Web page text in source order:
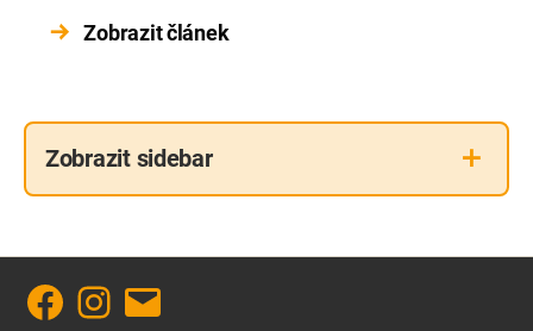
Zobrazit článek
Zobrazit sidebar
FacebookInstagram
E-